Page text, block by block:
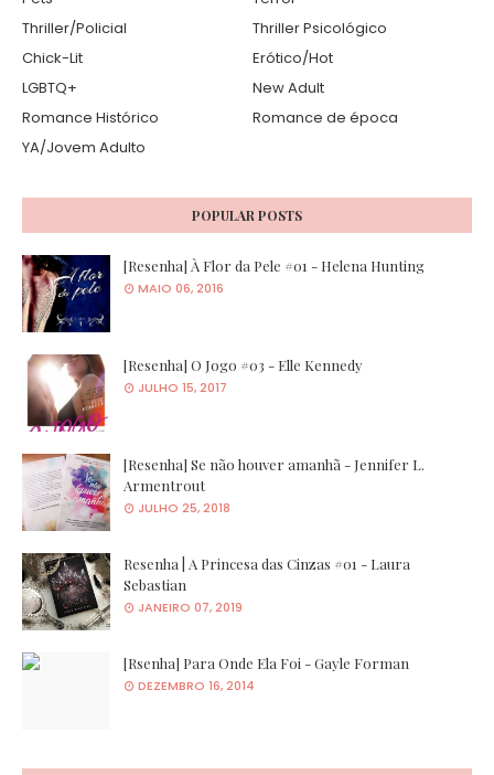
Thriller/Policial
Thriller Psicológico
Chick-Lit
Erótico/Hot
LGBTQ+
New Adult
Romance Histórico
Romance de época
YA/Jovem Adulto
POPULAR POSTS
[Resenha] À Flor da Pele #01 - Helena Hunting
MAIO 06, 2016
[Resenha] O Jogo #03 - Elle Kennedy
JULHO 15, 2017
[Resenha] Se não houver amanhã - Jennifer L.
Armentrout
JULHO 25, 2018
Resenha | A Princesa das Cinzas #01 - Laura
Sebastian
JANEIRO 07, 2019
[Rsenha] Para Onde Ela Foi - Gayle Forman
DEZEMBRO 16, 2014